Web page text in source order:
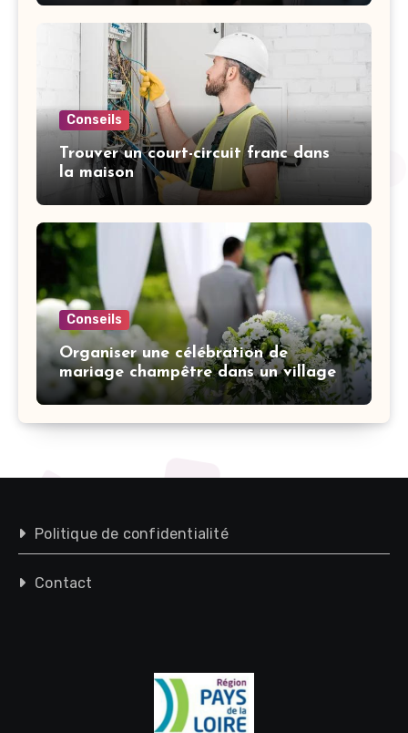
Conseils
Trouver un court-circuit franc dans
la maison
Conseils
Organiser une célébration de
mariage champêtre dans un village
Politique de confidentialité
Contact